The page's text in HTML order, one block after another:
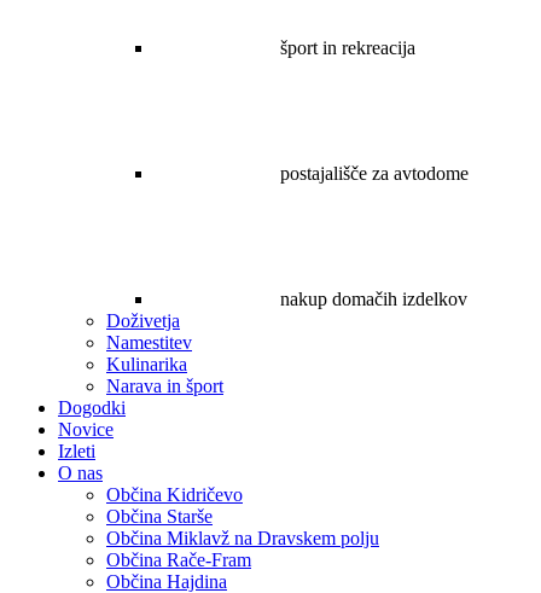
šport in rekreacija
postajališče za avtodome
nakup domačih izdelkov
Doživetja
Namestitev
Kulinarika
Narava in šport
Dogodki
Novice
Izleti
O nas
Občina Kidričevo
Občina Starše
Občina Miklavž na Dravskem polju
Občina Rače-Fram
Občina Hajdina